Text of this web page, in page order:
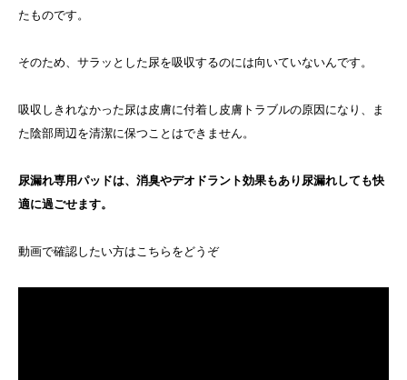
たものです。
そのため、サラッとした尿を吸収するのには向いていないんです。
吸収しきれなかった尿は皮膚に付着し皮膚トラブルの原因になり、ま
た陰部周辺を清潔に保つことはできません。
尿漏れ専用パッドは、消臭やデオドラント効果もあり尿漏れしても快
適に過ごせます。
動画で確認したい方はこちらをどうぞ